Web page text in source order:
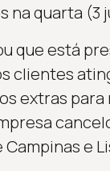
na quarta (3
que está
clientes
extras
e